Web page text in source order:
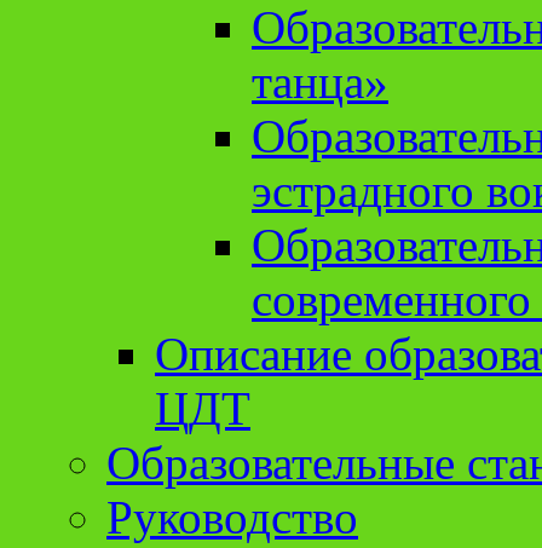
танца»
эстрадного
Описание
ЦДТ
Образовательные
Руководство